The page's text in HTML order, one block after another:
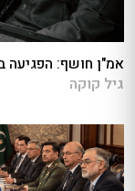
אמ"ן חושף: הפגיעה
גיל קוקה